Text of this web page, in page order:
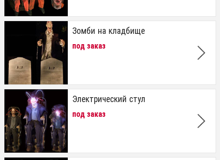
Зомби на кладбище
под заказ
Электрический стул
под заказ